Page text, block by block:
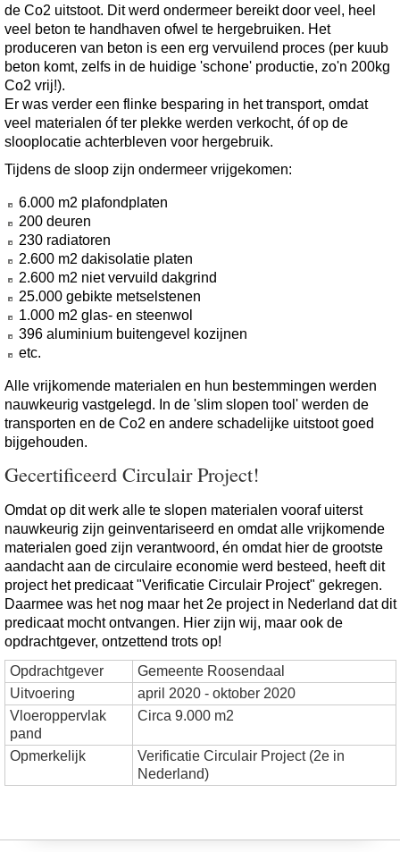
de Co2 uitstoot. Dit werd ondermeer bereikt door veel, heel
veel beton te handhaven ofwel te hergebruiken. Het
produceren van beton is een erg vervuilend proces (per kuub
beton komt, zelfs in de huidige 'schone' productie, zo'n 200kg
Co2 vrij!).
Er was verder een flinke besparing in het transport, omdat
veel materialen óf ter plekke werden verkocht, óf op de
slooplocatie achterbleven voor hergebruik.
Tijdens de sloop zijn ondermeer vrijgekomen:
6.000 m2 plafondplaten
200 deuren
230 radiatoren
2.600 m2 dakisolatie platen
2.600 m2 niet vervuild dakgrind
25.000 gebikte metselstenen
1.000 m2 glas- en steenwol
396 aluminium buitengevel kozijnen
etc.
Alle vrijkomende materialen en hun bestemmingen werden
nauwkeurig vastgelegd. In de 'slim slopen tool' werden de
transporten en de Co2 en andere schadelijke uitstoot goed
bijgehouden.
Gecertificeerd Circulair Project!
Omdat op dit werk alle te slopen materialen vooraf uiterst
nauwkeurig zijn geinventariseerd en omdat alle vrijkomende
materialen goed zijn verantwoord, én omdat hier de grootste
aandacht aan de circulaire economie werd besteed, heeft dit
project het predicaat "Verificatie Circulair Project" gekregen.
Daarmee was het nog maar het 2e project in Nederland dat dit
predicaat mocht ontvangen. Hier zijn wij, maar ook de
opdrachtgever, ontzettend trots op!
Opdrachtgever
Gemeente Roosendaal
Uitvoering
april 2020 - oktober 2020
Vloeroppervlak
pand
Circa 9.000 m2
Opmerkelijk
Verificatie Circulair Project (2e in
Nederland)